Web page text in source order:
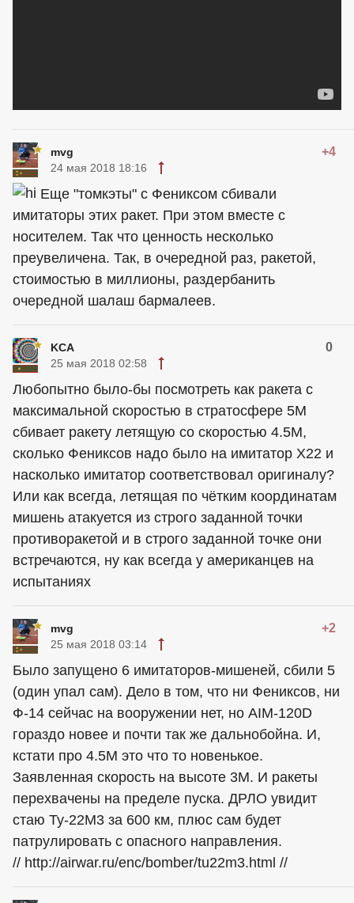
mvg +4
24 мая 2018 18:16
Еще "томкэты" с Фениксом сбивали
имитаторы этих ракет. При этом вместе с
носителем. Так что ценность несколько
преувеличена. Так, в очередной раз, ракетой,
стоимостью в миллионы, раздербанить
очередной шалаш бармалеев.
KCA 0
25 мая 2018 02:58
Любопытно было-бы посмотреть как ракета с
максимальной скоростью в стратосфере 5М
сбивает ракету летящую со скоростью 4.5М,
сколько Фениксов надо было на имитатор Х22 и
насколько имитатор соответствовал оригиналу?
Или как всегда, летящая по чётким координатам
мишень атакуется из строго заданной точки
противоракетой и в строго заданной точке они
встречаются, ну как всегда у американцев на
испытаниях
mvg +2
25 мая 2018 03:14
Было запущено 6 имитаторов-мишеней, сбили 5
(один упал сам). Дело в том, что ни Фениксов, ни
Ф-14 сейчас на вооружении нет, но AIM-120D
гораздо новее и почти так же дальнобойна. И,
кстати про 4.5М это что то новенькое.
Заявленная скорость на высоте 3М. И ракеты
перехвачены на пределе пуска. ДРЛО увидит
стаю Ту-22М3 за 600 км, плюс сам будет
патрулировать с опасного направления.
// http://airwar.ru/enc/bomber/tu22m3.html //